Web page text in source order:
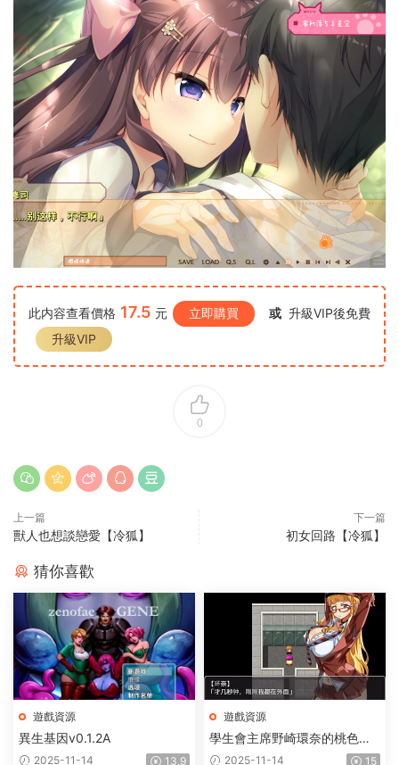
此内容查看價格 17.5 元 立即購買 或 升級VIP後免費
升級VIP
0
上一篇
獸人也想談戀愛【冷狐】
下一篇
初女回路【冷狐】
猜你喜歡
遊戲資源
異生基因v0.1.2A
2025-11-14 13.9
遊戲資源
學生會主席野崎環奈的桃色煩
惱 2025-11-14 15